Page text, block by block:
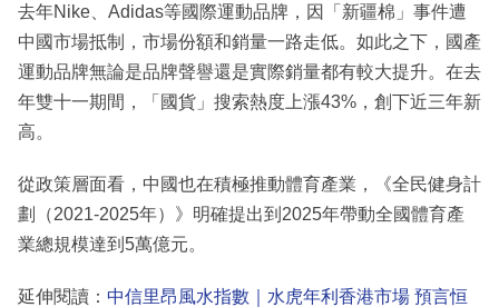
去年Nike、Adidas等國際運動品牌，因「新疆棉」事件遭
中國市場抵制，市場份額和銷量一路走低。如此之下，國產
運動品牌無論是品牌聲譽還是實際銷量都有較大提升。在去
年雙十一期間，「國貨」搜索熱度上漲43%，創下近三年新
高。
從政策層面看，中國也在積極推動體育產業，《全民健身計
劃（2021-2025年）》明確提出到2025年帶動全國體育產
業總規模達到5萬億元。
延伸閱讀： 中信里昂風水指數｜水虎年利香港市場 預言恒